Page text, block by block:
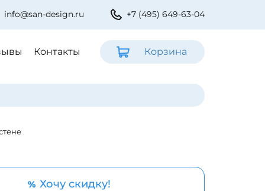
info@san-design.ru +7 (495) 649-63-04
Контакты Корзина
% Хочу скидку!